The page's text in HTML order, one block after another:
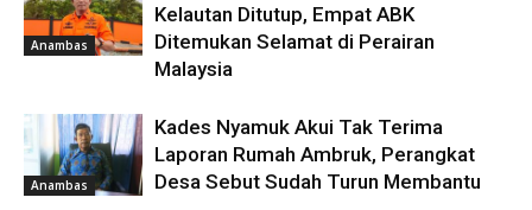
Anambas
Kelautan Ditutup, Empat ABK
Ditemukan Selamat di Perairan
Malaysia
Anambas
Kades Nyamuk Akui Tak Terima
Laporan Rumah Ambruk, Perangkat
Desa Sebut Sudah Turun Membantu